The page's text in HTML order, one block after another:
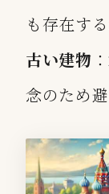
も存在す
古い建物
念のため